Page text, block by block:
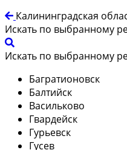
Калининградская
Искать по выбранному
Искать по выбранному
Багратионовск
Балтийск
Васильково
Гвардейск
Гурьевск
Гусев